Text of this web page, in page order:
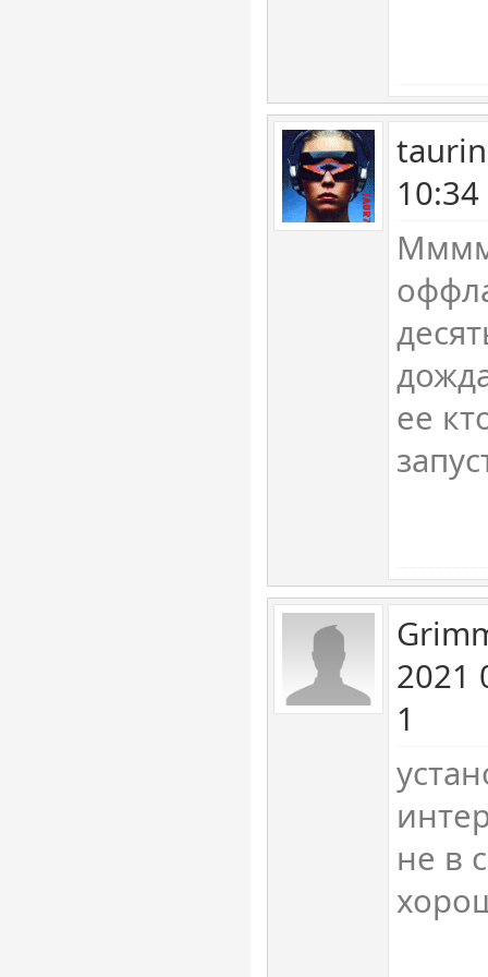
ее
2021
1
не в